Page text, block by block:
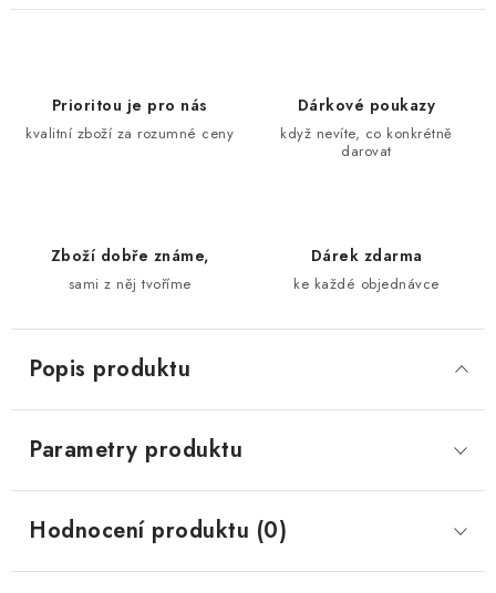
Prioritou je pro nás
kvalitní zboží za rozumné ceny
Dárkové poukazy
když nevíte, co konkrétně
darovat
Zboží dobře známe,
sami z něj tvoříme
Dárek zdarma
ke každé objednávce
Popis produktu
Parametry produktu
Hodnocení produktu (0)